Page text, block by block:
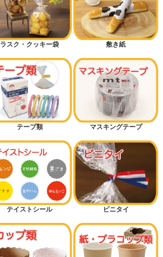
ラスク・クッキー袋 敷き紙
テープ類 マスキングテープ
テイストシール ビニタイ